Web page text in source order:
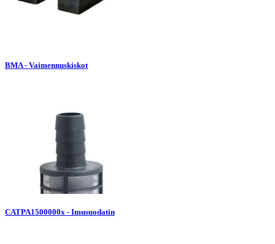
BMA - Vaimennuskiskot
CATPA1500000x - Imusuodatin